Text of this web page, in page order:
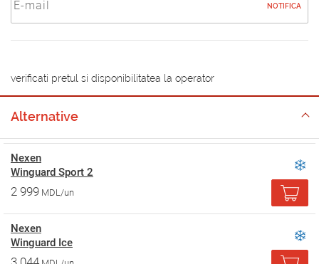
NOTIFICA
verificati pretul si disponibilitatea la operator
Alternative
Nexen
Winguard Sport 2
2 999 MDL/un
Nexen
Winguard Ice